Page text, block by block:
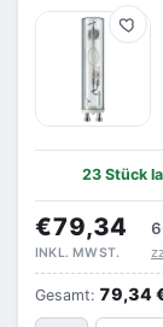
23 Stück
€79,34
INKL. MWST.
Gesamt: 79,34